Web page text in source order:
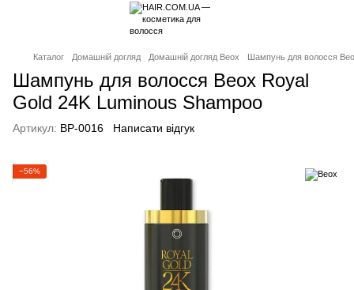
Каталог Домашній догляд Домашній догляд Beox Шампунь для волосся
Шампунь для волосся Beox Royal
Gold 24K Luminous Shampoo
Артикул: BP-0016 Написати відгук
−56%